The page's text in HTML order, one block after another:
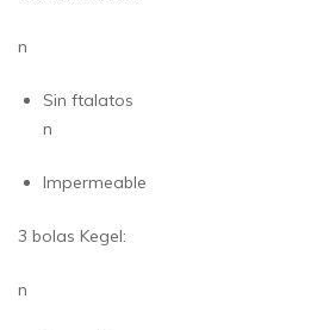
n
Sin ftalatos
n
Impermeable
3 bolas Kegel:
n